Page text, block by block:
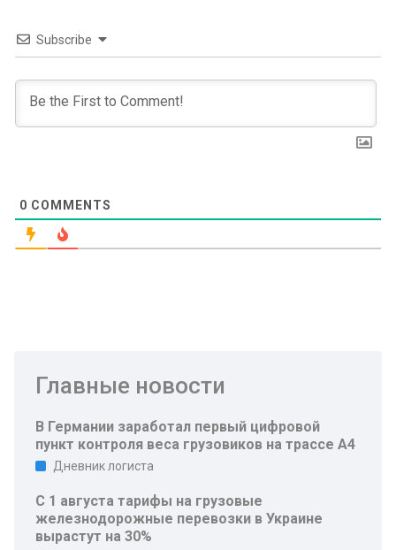
Subscribe
0 COMMENTS
Главные новости
В Германии заработал первый цифровой
пункт контроля веса грузовиков на трассе A4
Дневник логиста
С 1 августа тарифы на грузовые
железнодорожные перевозки в Украине
вырастут на 30%